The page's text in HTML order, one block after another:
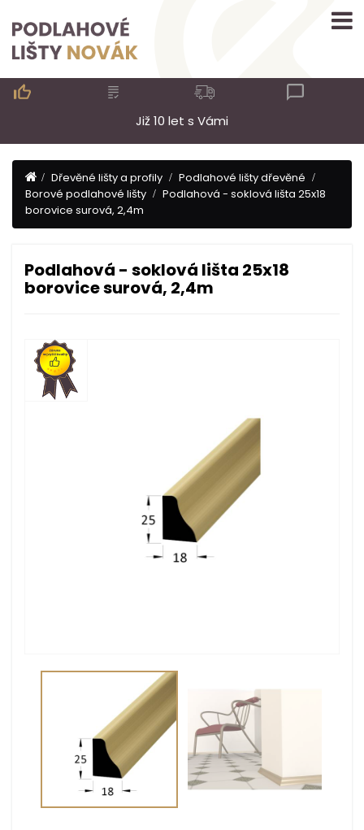

Již 10 let s Vámi
Dřevěné lišty a profily
Podlahové lišty dřevěné
Borové podlahové lišty
Podlahová - soklová lišta 25x18
borovice surová, 2,4m
Podlahová - soklová lišta 25x18
borovice surová, 2,4m